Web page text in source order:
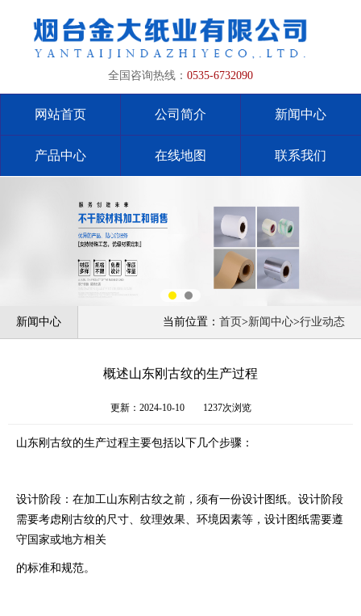
全国咨询热线： 0535-6732090
网站首页 公司简介 新闻中心
产品中心 在线地图 联系我们
新闻中心 当前位置： 首页>新闻中心>行业动态
概述山东刚古纹的生产过程
更新：2024-10-10 1237次浏览
山东刚古纹的生产过程主要包括以下几个步骤‌：
‌设计阶段‌：在加工山东刚古纹之前，须有一份设计图纸。设计阶段
需要考虑刚古纹的尺寸、纹理效果、环境因素等，设计图纸需要遵
守国家或地方相关
的标准和规范。